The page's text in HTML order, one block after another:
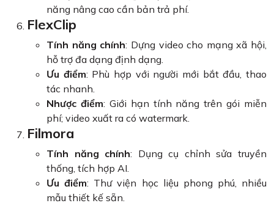
năng nâng cao cần bản trả phí.
FlexClip
Tính năng chính: Dựng video cho mạng xã hội,
hỗ trợ đa dạng định dạng.
Ưu điểm: Phù hợp với người mới bắt đầu, thao
tác nhanh.
Nhược điểm: Giới hạn tính năng trên gói miễn
phí; video xuất ra có watermark.
Filmora
Tính năng chính: Dụng cụ chỉnh sửa truyền
thống, tích hợp AI.
Ưu điểm: Thư viện học liệu phong phú, nhiều
mẫu thiết kế sẵn.